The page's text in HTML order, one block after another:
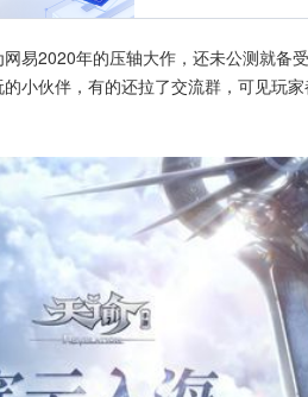
网易2020年的压轴大作，还未公测就
小伙伴，有的还拉了交流群，可见玩家